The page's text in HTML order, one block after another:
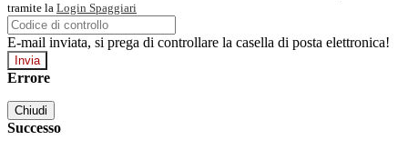
tramite la Login Spaggiari
E-mail inviata, si prega di controllare la casella di posta elettronica!
Errore
Chiudi
Successo